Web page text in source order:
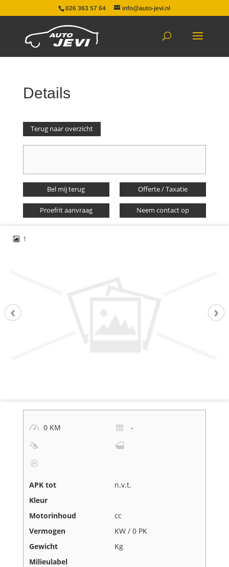
026 363 57 64 info@auto-jevi.nl
Details
Terug naar overzicht
0 KM -
APK tot
n.v.t.
Kleur
Motorinhoud
cc
Vermogen
KW / 0 PK
Gewicht
Kg
Milieulabel
1
Bel mij terug Offerte / Taxatie
Proefrit aanvraag Neem contact op